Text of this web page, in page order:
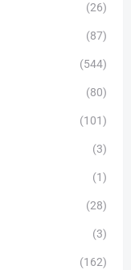
(26)
(87)
(544)
(80)
(101)
(3)
(1)
(28)
(3)
(162)